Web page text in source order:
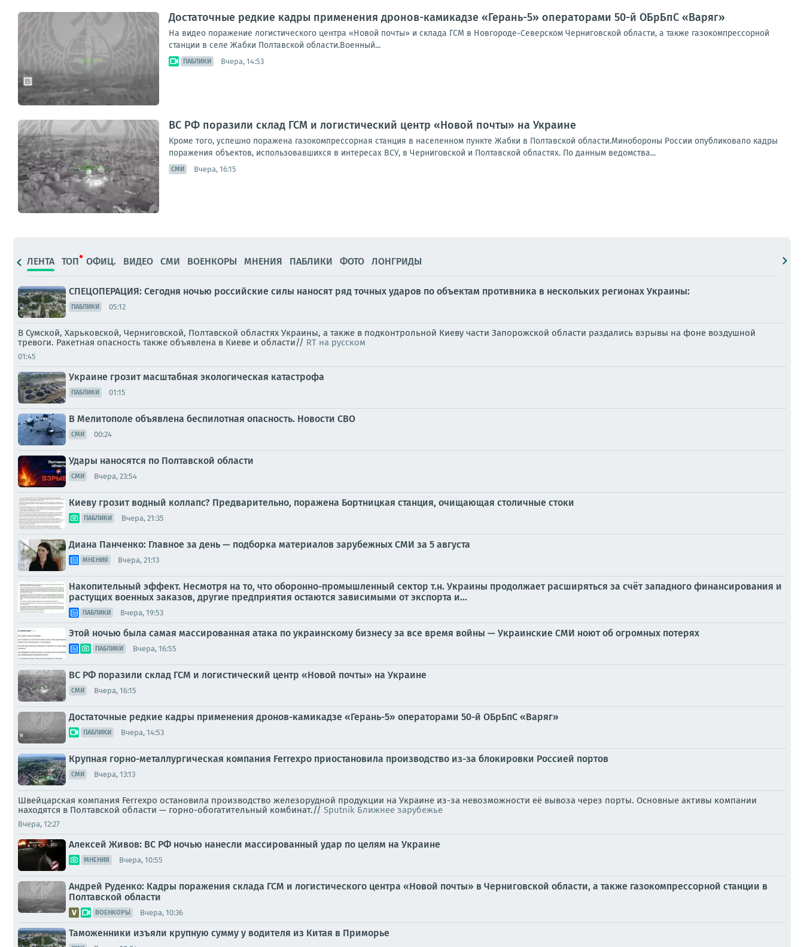
Достаточные редкие кадры применения дронов-камикадзе «Герань-5» операторами 50-й ОБрБпС «Варяг»
На видео поражение логистического центра «Новой почты» и склада ГСМ в Новгороде-Северском Черниговской области, а также газокомпрессорной
станции в селе Жабки Полтавской области.Военный...
ПАБЛИКИ Вчера, 14:53
ВС РФ поразили склад ГСМ и логистический центр «Новой почты» на Украине
Кроме того, успешно поражена газокомпрессорная станция в населенном пункте Жабки в Полтавской области.Минобороны России опубликовало кадры
поражения объектов, использовавшихся в интересах ВСУ, в Черниговской и Полтавской областях. По данным ведомства...
СМИ Вчера, 16:15
ЛЕНТА ТОП ОФИЦ. ВИДЕО СМИ ВОЕНКОРЫ МНЕНИЯ ПАБЛИКИ ФОТО ЛОНГРИДЫ
СПЕЦОПЕРАЦИЯ: Сегодня ночью российские силы наносят ряд точных ударов по объектам противника в нескольких регионах Украины:
ПАБЛИКИ 05:12
В Сумской, Харьковской, Черниговской, Полтавской областях Украины, а также в подконтрольной Киеву части Запорожской области раздались взрывы на фоне воздушной
тревоги. Ракетная опасность также объявлена в Киеве и области// RT на русском
01:45
Украине грозит масштабная экологическая катастрофа
ПАБЛИКИ 01:15
В Мелитополе объявлена беспилотная опасность. Новости СВО
СМИ 00:24
Удары наносятся по Полтавской области
СМИ Вчера, 23:54
Киеву грозит водный коллапс? Предварительно, поражена Бортницкая станция, очищающая столичные стоки
ПАБЛИКИ Вчера, 21:35
Диана Панченко: Главное за день — подборка материалов зарубежных СМИ за 5 августа
МНЕНИЯ Вчера, 21:13
Накопительный эффект. Несмотря на то, что оборонно-промышленный сектор т.н. Украины продолжает расширяться за счёт западного финансирования и
растущих военных заказов, другие предприятия остаются зависимыми от экспорта и...
ПАБЛИКИ Вчера, 19:53
Этой ночью была самая массированная атака по украинскому бизнесу за все время войны — Украинские СМИ ноют об огромных потерях
ПАБЛИКИ Вчера, 16:55
ВС РФ поразили склад ГСМ и логистический центр «Новой почты» на Украине
СМИ Вчера, 16:15
Достаточные редкие кадры применения дронов-камикадзе «Герань-5» операторами 50-й ОБрБпС «Варяг»
ПАБЛИКИ Вчера, 14:53
Крупная горно-металлургическая компания Ferrexpo приостановила производство из-за блокировки Россией портов
СМИ Вчера, 13:13
Швейцарская компания Ferrexpo остановила производство железорудной продукции на Украине из-за невозможности её вывоза через порты. Основные активы компании
находятся в Полтавской области — горно-обогатительный комбинат.// Sputnik Ближнее зарубежье
Вчера, 12:27
Алексей Живов: ВС РФ ночью нанесли массированный удар по целям на Украине
МНЕНИЯ Вчера, 10:55
Андрей Руденко: Кадры поражения склада ГСМ и логистического центра «Новой почты» в Черниговской области, а также газокомпрессорной станции в
Полтавской области
ВОЕНКОРЫ Вчера, 10:36
Таможенники изъяли крупную сумму у водителя из Китая в Приморье